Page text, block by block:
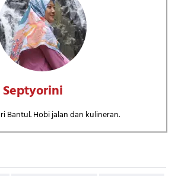
Bantul. Hobi jalan dan kulineran.